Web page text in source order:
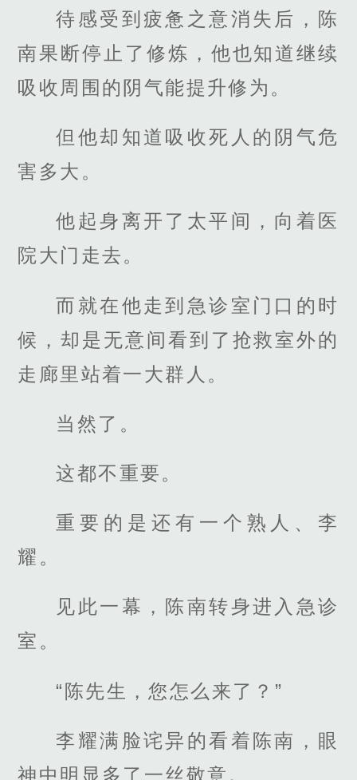
待感受到疲惫之意消失后，陈
南果断停止了修炼，他也知道继续
吸收周围的阴气能提升修为。
但他却知道吸收死人的阴气危
害多大。
他起身离开了太平间，向着医
院大门走去。
而就在他走到急诊室门口的时
候，却是无意间看到了抢救室外的
走廊里站着一大群人。
当然了。
这都不重要。
重要的是还有一个熟人、李
耀。
见此一幕，陈南转身进入急诊
室。
“陈先生，您怎么来了？”
李耀满脸诧异的看着陈南，眼
神中明显多了一丝敬意。